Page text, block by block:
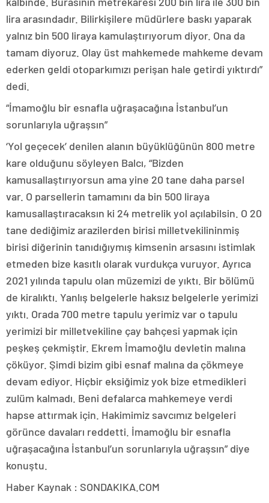
lira arasındadır. Bilirkişilere müdürlere baskı yaparak
yalnız bin 500 liraya kamulaştırıyorum diyor. Ona da
tamam diyoruz. Olay üst mahkemede mahkeme devam
ederken geldi otoparkımızı perişan hale getirdi yıktırdı”
dedi.
“İmamoğlu bir esnafla uğraşacağına İstanbul’un
sorunlarıyla uğraşsın”
‘Yol geçecek’ denilen alanın büyüklüğünün 800 metre
kare olduğunu söyleyen Balcı, “Bizden
kamusallaştırıyorsun ama yine 20 tane daha parsel
var. O parsellerin tamamını da bin 500 liraya
kamusallaştıracaksın ki 24 metrelik yol açılabilsin. O 20
tane dediğimiz arazilerden birisi milletvekilininmiş
birisi diğerinin tanıdığıymış kimsenin arsasını istimlak
etmeden bize kasıtlı olarak vurdukça vuruyor. Ayrıca
2021 yılında tapulu olan müzemizi de yıktı. Bir bölümü
de kiralıktı. Yanlış belgelerle haksız belgelerle yerimizi
yıktı. Orada 700 metre tapulu yerimiz var o tapulu
yerimizi bir milletvekiline çay bahçesi yapmak için
peşkeş çekmiştir. Ekrem İmamoğlu devletin malına
çöküyor. Şimdi bizim gibi esnaf malına da çökmeye
devam ediyor. Hiçbir eksiğimiz yok bize etmedikleri
zulüm kalmadı. Beni defalarca mahkemeye verdi
hapse attırmak için. Hakimimiz savcımız belgeleri
görünce davaları reddetti. İmamoğlu bir esnafla
uğraşacağına İstanbul’un sorunlarıyla uğraşsın” diye
konuştu.
Haber Kaynak : SONDAKIKA.COM